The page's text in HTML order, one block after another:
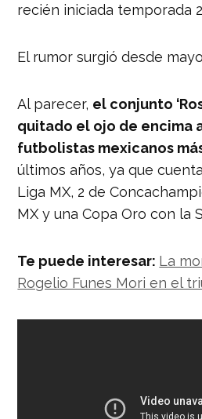
recién iniciada temporada
El rumor surgió desde
Al parecer, el conjunto
quitado el ojo de encima
futbolistas mexicanos
últimos años, ya que
Liga MX, 2 de
MX y una Copa Oro con la
Te puede interesar: La
Rogelio Funes Mori en el